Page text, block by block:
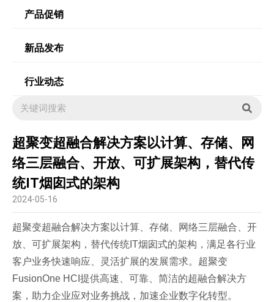
产品促销
新品发布
行业动态
超聚变超融合解决方案以计算、存储、网
络三层融合、开放、可扩展架构，替代传
统IT烟囱式的架构
2024-05-16
超聚变超融合解决方案以计算、存储、网络三层融合、开
放、可扩展架构，替代传统IT烟囱式的架构，满足各行业
客户业务快速响应、灵活扩展的发展需求。超聚变
FusionOne HCI提供高速、可靠、简洁的超融合解决方
案，助力企业应对业务挑战，加速企业数字化转型。